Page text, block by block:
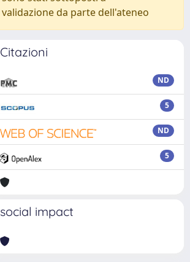
validazione da parte dell'ateneo
Citazioni
ND
5
ND
5
social impact